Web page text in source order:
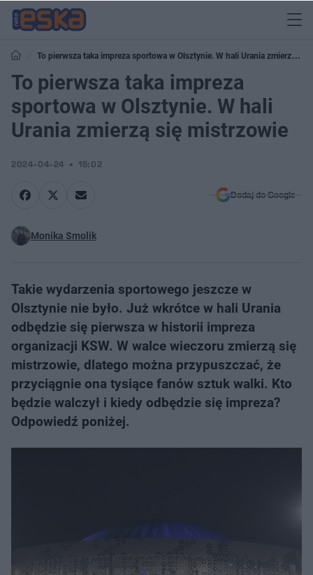
To pierwsza taka impreza sportowa w Olsztynie. W hali Urania zmierzą się
mistrzowie
To pierwsza taka impreza
sportowa w Olsztynie. W hali
Urania zmierzą się mistrzowie
2024-04-24 15:02
Dodaj do Google
Monika Smolik
Takie wydarzenia sportowego jeszcze w
Olsztynie nie było. Już wkrótce w hali Urania
odbędzie się pierwsza w historii impreza
organizacji KSW. W walce wieczoru zmierzą się
mistrzowie, dlatego można przypuszczać, że
przyciągnie ona tysiące fanów sztuk walki. Kto
będzie walczył i kiedy odbędzie się impreza?
Odpowiedź poniżej.